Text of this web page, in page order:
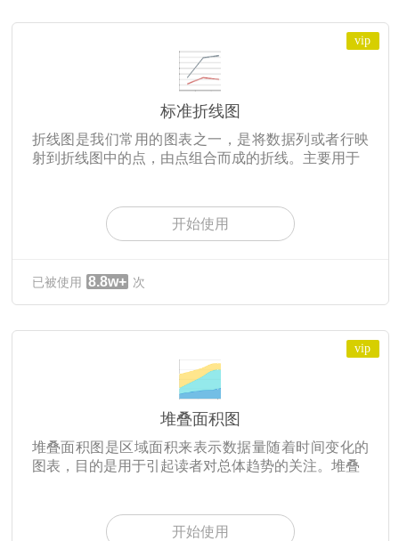
vip
标准折线图
折线图是我们常用的图表之一，是将数据列或者行映
射到折线图中的点，由点组合而成的折线。主要用于
开始使用
已被使用 8.8w+ 次
vip
堆叠面积图
堆叠面积图是区域面积来表示数据量随着时间变化的
图表，目的是用于引起读者对总体趋势的关注。堆叠
开始使用